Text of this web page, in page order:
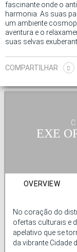
fascinante onde o
harmonia. As suas
um ambiente
aventura e o
suas selvas
céus ou mergulhe na
maravilhas por
COMPARTILHAR
EXE
OVERVIEW
No coração do
ofertas culturais e
apelativo que se
da vibrante Cidade